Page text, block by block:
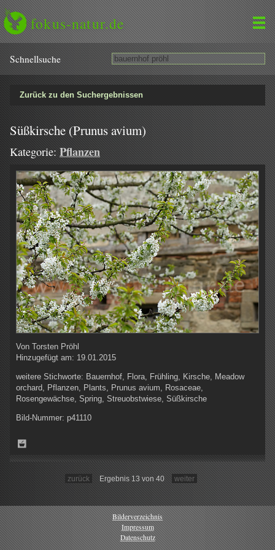
fokus-natur.de
Schnell­suche
Zurück zu den Suchergebnissen
Süßkirsche (Prunus avium)
Kategorie: Pflanzen
Von Torsten Pröhl
Hinzugefügt am: 19.01.2015
weitere Stichworte: Bauernhof, Flora, Frühling, Kirsche, Meadow
orchard, Pflanzen, Plants, Prunus avium, Rosaceae,
Rosengewächse, Spring, Streuobstwiese, Süßkirsche
Bild-Nummer: p41110
zurück Ergebnis 13 von 40 weiter
Bilderverzeichnis
Impressum
Datenschutz